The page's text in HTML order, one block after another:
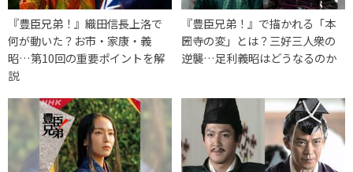
『豊臣兄弟！』織田信長上洛で
何が動いた？お市・家康・義
昭…第10回の重要ポイントを解
説
『豊臣兄弟！』で描かれる「本
圀寺の変」とは？三好三人衆の
逆襲…足利義昭はどうなるのか